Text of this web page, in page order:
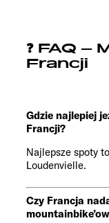
❓ FAQ –
Francji
Gdzie najlepiej
Francji?
Najlepsze spoty
Loudenvielle.
Czy Francja